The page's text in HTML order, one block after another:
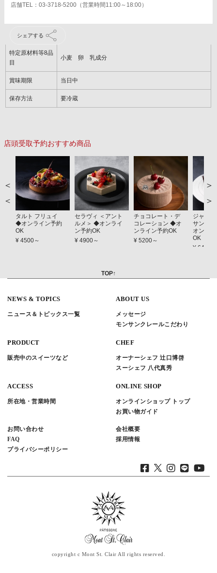
店舗TEL：03-3718-5200（営業時間11:00～18:00）
シェアする
特定原材料等8品
目
小麦 卵 乳成分
賞味期限 当日中
保存方法 要冷蔵
店頭受取予約おすすめ商品
タルト フリュイ
◆オンライン予約
OK
¥ 4500～
セラヴィ ＜アント
ルメ＞ ◆オンライ
ン予約OK
¥ 4900～
チョコレート・デ
コレーション ◆オ
ンライン予約OK
¥ 5200～
ジャー
サンス
オンラ
OK
¥ 6400
＜
＞
TOP↑
NEWS & TOPICS
ニュース＆トピックス一覧
ABOUT US
メッセージ
モンサンクレールこだわり
PRODUCT
販売中のスイーツなど
CHEF
オーナーシェフ 辻口博啓
スーシェフ 八代真秀
ACCESS
所在地・営業時間
ONLINE SHOP
オンラインショップ トップ
お買い物ガイド
お問い合わせ
FAQ
プライバシーポリシー
会社概要
採用情報
copyright c Mont St. Clair All rights reserved.